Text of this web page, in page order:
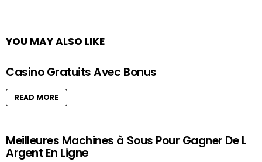
YOU MAY ALSO LIKE
Casino Gratuits Avec Bonus
READ MORE
Meilleures Machines à Sous Pour Gagner De L
Argent En Ligne